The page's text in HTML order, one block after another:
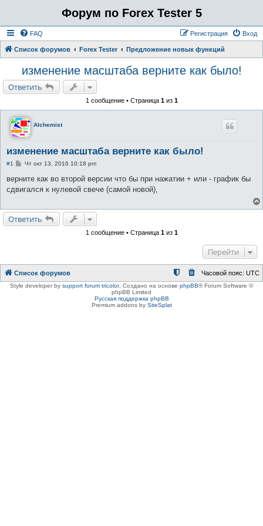
Форум по Forex Tester 5
FAQ Вход
Регистрация
Список форумов Forex Tester Предложение новых функций
изменение масштаба верните как было!
Ответить
1 сообщение • Страница 1из 1
Alchemist
изменение масштаба верните как было!
#1
С
о
щ
и
е
Чт окт 13, 2016 10:18 pm
верните как во второй версии что бы при нажатии + или - график бы
сдвигался к нулевой свече (самой новой),
Ответить
1 сообщение • Страница 1из 1
Перейти
Список форумов Часовой пояс: UTC
Style developer by support forum tricolor, Создано на основе phpBB® Forum Software ©
phpBB Limited
Русская поддержка phpBB
Premium addons by SiteSplat